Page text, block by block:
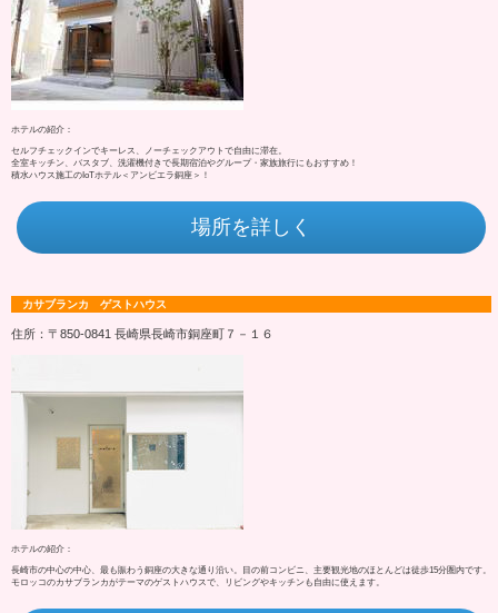
ホテルの紹介：
セルフチェックインでキーレス、ノーチェックアウトで自由に滞在。
全室キッチン、バスタブ、洗濯機付きで長期宿泊やグループ・家族旅行にもおすすめ！
積水ハウス施工のIoTホテル＜アンビエラ銅座＞！
場所を詳しく
カサブランカ ゲストハウス
住所：〒850-0841 長崎県長崎市銅座町７－１６
ホテルの紹介：
長崎市の中心の中心、最も賑わう銅座の大きな通り沿い。目の前コンビニ、主要観光地のほとんどは徒歩15分圏内です。
モロッコのカサブランカがテーマのゲストハウスで、リビングやキッチンも自由に使えます。